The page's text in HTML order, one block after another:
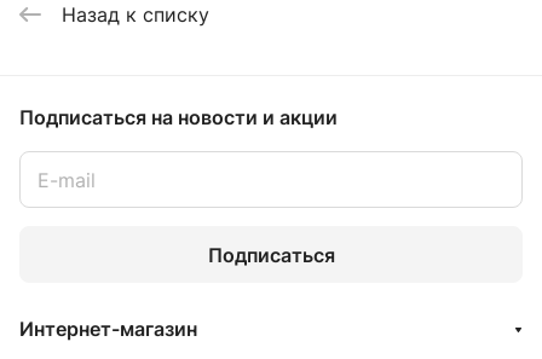
Назад к списку
Подписаться на новости и акции
Подписаться
Интернет-магазин